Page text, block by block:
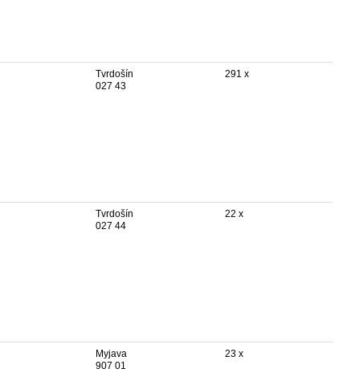
Tvrdošín
027 43
291 x
Tvrdošín
027 44
22 x
Myjava
907 01
23 x